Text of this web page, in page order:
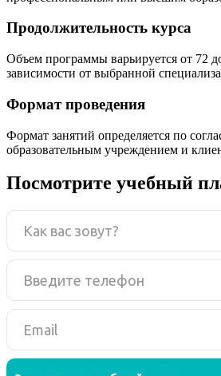
Продолжительность курса
Объем программы варьируется от 72
зависимости от выбранной
Формат проведения
Формат занятий определяется по
образовательным учреждением и
Посмотрите учебный